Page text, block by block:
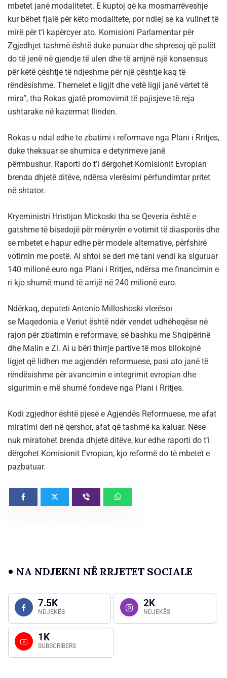
mbetet janë modalitetet. E kuptoj që ka mosmarrëveshje
kur bëhet fjalë për këto modalitete, por ndiej se ka vullnet të
mirë për t’i kapërcyer ato. Komisioni Parlamentar për
Zgjedhjet tashmë është duke punuar dhe shpresoj që palët
do të jenë në gjendje të ulen dhe të arrijnë një konsensus
për këtë çështje të ndjeshme për një çështje kaq të
rëndësishme. Themelet e ligjit dhe vetë ligji janë vërtet të
mira”, tha Rokas gjatë promovimit të pajisjeve të reja
ushtarake në kazermat Ilinden.
Rokas u ndal edhe te zbatimi i reformave nga Plani i Rritjes,
duke theksuar se shumica e detyrimeve janë
përmbushur. Raporti do t’i dërgohet Komisionit Evropian
brenda dhjetë ditëve, ndërsa vlerësimi përfundimtar pritet
në shtator.
Kryeministri Hristijan Mickoski tha se Qeveria është e
gatshme të bisedojë për mënyrën e votimit të diasporës dhe
se mbetet e hapur edhe për modele alternative, përfshirë
votimin me postë. Ai shtoi se deri më tani vendi ka siguruar
140 milionë euro nga Plani i Rritjes, ndërsa me financimin e
ri kjo shumë mund të arrijë në 240 milionë euro.
Ndërkaq, deputeti Antonio Milloshoski vlerësoi
se Maqedonia e Veriut është ndër vendet udhëheqëse në
rajon për zbatimin e reformave, së bashku me Shqipërinë
dhe Malin e Zi. Ai u bëri thirrje partive të mos bllokojnë
ligjet që lidhen me agjendën reformuese, pasi ato janë të
rëndësishme për avancimin e integrimit evropian dhe
sigurimin e më shumë fondeve nga Plani i Rritjes.
Kodi zgjedhor është pjesë e Agjendës Reformuese, me afat
miratimi deri në qershor, afat që tashmë ka kaluar. Nëse
nuk miratohet brenda dhjetë ditëve, kur edhe raporti do t’i
dërgohet Komisionit Evropian, kjo reformë do të mbetet e
pazbatuar.
NA NDJEKNI NË RRJETET SOCIALE
7.5K
NDJEKËS
2K
NDJEKËS
1K
SUBSCRIBERS